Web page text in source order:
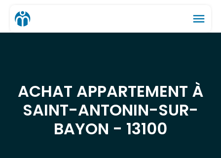
menu
ACHAT APPARTEMENT À
SAINT-ANTONIN-SUR-
BAYON - 13100